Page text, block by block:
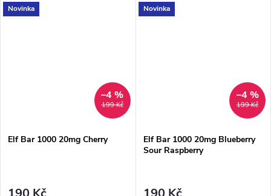
Novinka
199 Kč
–4 %
Elf Bar 1000 20mg Cherry
Novinka
199 Kč
–4 %
Elf Bar 1000 20mg Blueberry
Sour Raspberry